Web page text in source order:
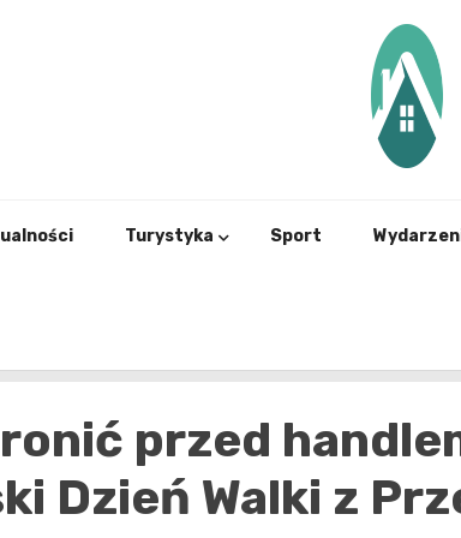
Turystyka Sport
przed
Dzień Walki z